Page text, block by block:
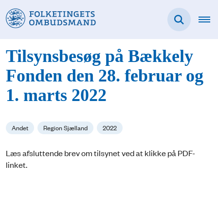
Tilsynsbesøg på Bækkely
Fonden den 28. februar og
1. marts 2022
Andet Region Sjælland 2022
Læs afsluttende brev om tilsynet ved at klikke på PDF-
linket.